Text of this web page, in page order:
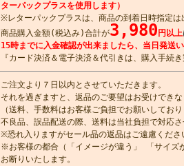
ターパックプラスを使用します）
※レターパックプラスは、商品の到着日時指定は
商品購入金額(税込み)合計が3,980 円以上
15時までに入金確認が出来ましたら、当日発送
『カード決済＆電子決済＆代引きは、購入手続
ご注文より７日以内とさせていただきます。
それを過ぎますと、返品のご要望はお受けでき
（送料、手数料はお客様ご負担でお願いしており
不良品、誤品配送の際、送料は当社負担で対応さ
※恐れ入りますがセール品の返品はご遠慮くださ
※お客様の都合（「イメージが違う」 「サイズ
お断りいたします。